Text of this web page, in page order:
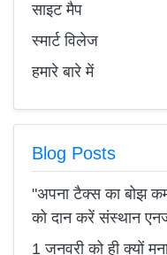
साइट मैप
स्मार्ट विलेज
हमारे बारे में
Blog Posts
"अपना टैक्स का बोझ
को दान करें संस्थान
1 जनवरी को ही क्यों